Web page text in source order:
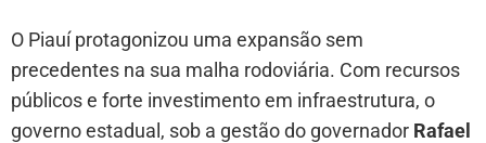
O Piauí protagonizou uma expansão sem
precedentes na sua malha rodoviária. Com recursos
públicos e forte investimento em infraestrutura, o
governo estadual, sob a gestão do governador Rafael